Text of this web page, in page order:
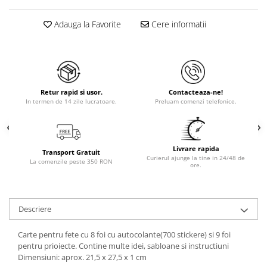
Adauga la Favorite Cere informatii
Retur rapid si usor.
In termen de 14 zile lucratoare.
Contacteaza-ne!
Preluam comenzi telefonice.
Transport Gratuit
La comenzile peste 350 RON
Livrare rapida
Curierul ajunge la tine in 24/48 de
ore.
Descriere
Carte pentru fete cu 8 foi cu autocolante(700 stickere) si 9 foi
pentru prioiecte. Contine multe idei, sabloane si instructiuni
Dimensiuni: aprox. 21,5 x 27,5 x 1 cm